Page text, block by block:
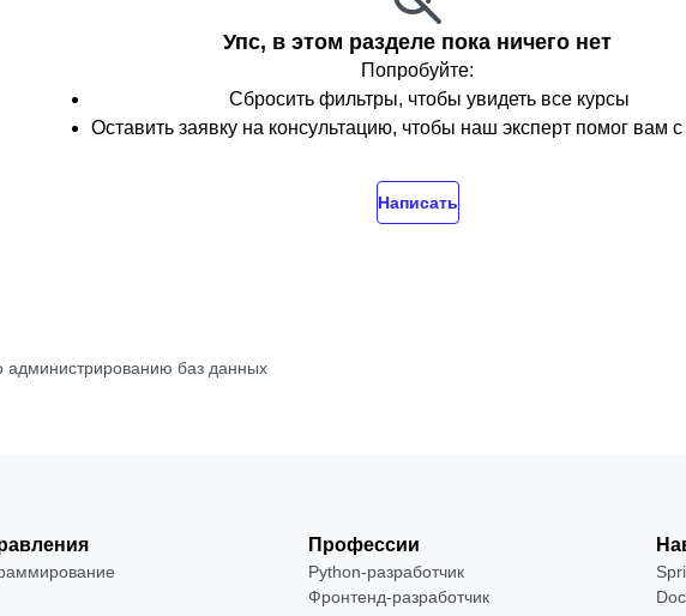
Упс, в этом разделе пока ничего нет
Попробуйте:
Сбросить фильтры, чтобы увидеть все курсы
Оставить заявку на консультацию, чтобы наш эксперт помог вам
Написать
администрированию баз данных
Профессии
Python-разработчик
Фронтенд-разработчик